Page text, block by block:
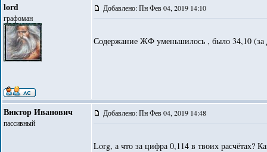
lord
графоман
Добавлено: Пн Фев 04, 2019 14:10
Содержание ЖФ уменьшилось , было 34,10 (за
Виктор Иванович
пассивный
Добавлено: Пн Фев 04, 2019 14:48
Lorg, а что за цифра 0,114 в твоих расчётах?